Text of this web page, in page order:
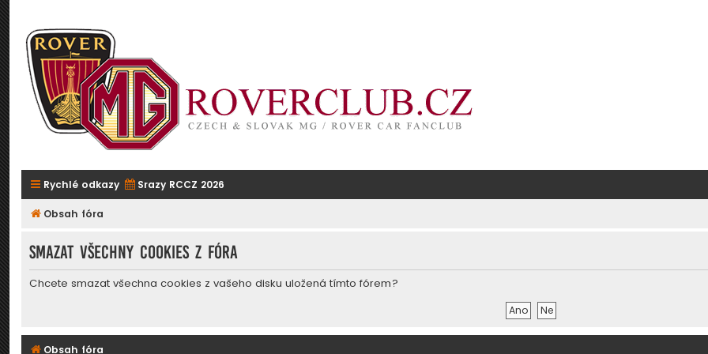
Rychlé odkazy Srazy RCCZ 2026
Obsah fóra
Smazat všechny cookies z fóra
Chcete smazat všechna cookies z vašeho disku uložená tímto fórem?
Obsah fóra